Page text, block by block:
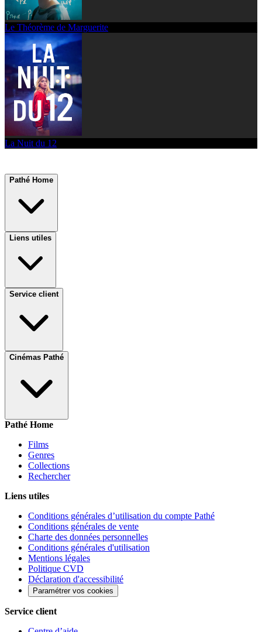
Le Théorème de Marguerite
La Nuit du 12
Pathé Home
Liens utiles
Service client
Cinémas Pathé
Pathé Home
Films
Genres
Collections
Rechercher
Liens utiles
Conditions générales d’utilisation du compte Pathé
Conditions générales de vente
Charte des données personnelles
Conditions générales d'utilisation
Mentions légales
Politique CVD
Déclaration d'accessibilité
Paramétrer vos cookies
Service client